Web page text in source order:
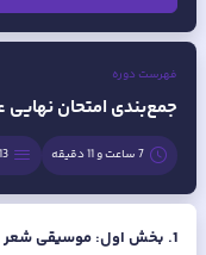
فهرست دوره
جمع‌بندی امتحان
7 ساعت و 11 دقیقه 13
1
. بخش اول: موسیقی شعر